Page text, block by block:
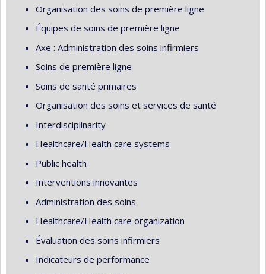
Organisation des soins de première ligne
Équipes de soins de première ligne
Axe : Administration des soins infirmiers
Soins de première ligne
Soins de santé primaires
Organisation des soins et services de santé
Interdisciplinarity
Healthcare/Health care systems
Public health
Interventions innovantes
Administration des soins
Healthcare/Health care organization
Évaluation des soins infirmiers
Indicateurs de performance